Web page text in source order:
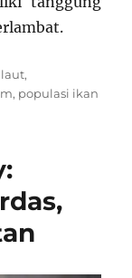
laut,
, populasi ikan